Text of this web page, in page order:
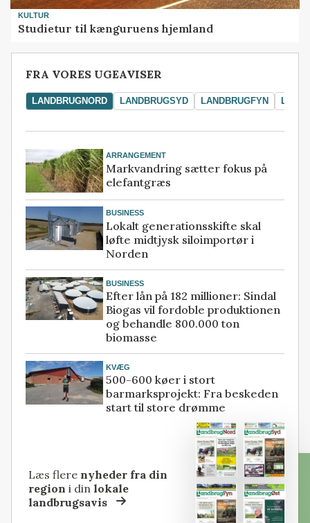
KULTUR
Studietur til kænguruens hjemland
FRA VORES UGEAVISER
LANDBRUGNORD LANDBRUGSYD LANDBRUGFYN
ARRANGEMENT
Markvandring sætter fokus på
elefantgræs
BUSINESS
Lokalt generationsskifte skal
løfte midtjysk siloimportør i
Norden
BUSINESS
Efter lån på 182 millioner: Sindal
Biogas vil fordoble produktionen
og behandle 800.000 ton
biomasse
KVÆG
500-600 køer i stort
barmarksprojekt: Fra beskeden
start til store drømme
Læs flere nyheder fra din
region i dinlokale
landbrugsavis